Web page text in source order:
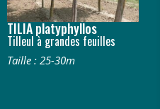
TILIA platyphyllos
Tilleul à grandes feuilles
Taille : 25-30m